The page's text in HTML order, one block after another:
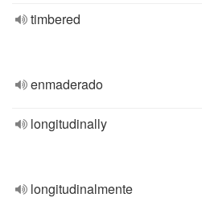
timbered
enmaderado
longitudinally
longitudinalmente